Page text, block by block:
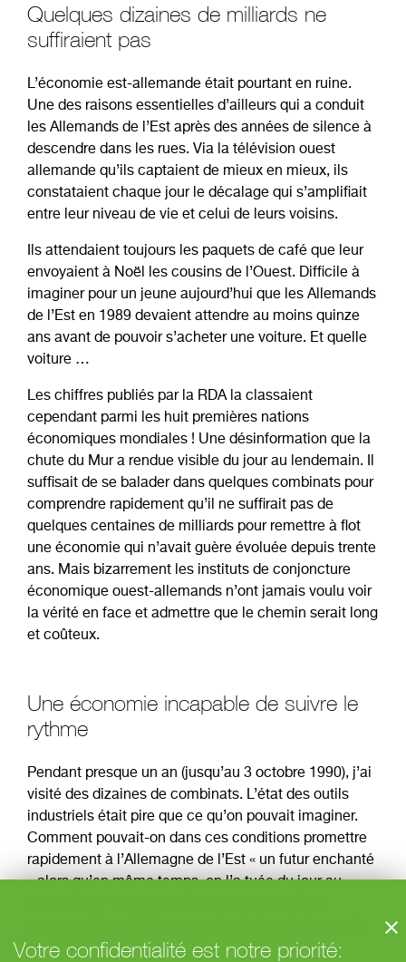
Quelques dizaines de milliards ne
suffiraient pas
L’économie est-allemande était pourtant en ruine.
Une des raisons essentielles d’ailleurs qui a conduit
les Allemands de l’Est après des années de silence à
descendre dans les rues. Via la télévision ouest
allemande qu’ils captaient de mieux en mieux, ils
constataient chaque jour le décalage qui s’amplifiait
entre leur niveau de vie et celui de leurs voisins.
Ils attendaient toujours les paquets de café que leur
envoyaient à Noël les cousins de l’Ouest. Difficile à
imaginer pour un jeune aujourd’hui que les Allemands
de l’Est en 1989 devaient attendre au moins quinze
ans avant de pouvoir s’acheter une voiture. Et quelle
voiture …
Les chiffres publiés par la RDA la classaient
cependant parmi les huit premières nations
économiques mondiales ! Une désinformation que la
chute du Mur a rendue visible du jour au lendemain. Il
suffisait de se balader dans quelques combinats pour
comprendre rapidement qu’il ne suffirait pas de
quelques centaines de milliards pour remettre à flot
une économie qui n’avait guère évoluée depuis trente
ans. Mais bizarrement les instituts de conjoncture
économique ouest-allemands n’ont jamais voulu voir
la vérité en face et admettre que le chemin serait long
et coûteux.
Une économie incapable de suivre le
rythme
Pendant presque un an (jusqu’au 3 octobre 1990), j’ai
visité des dizaines de combinats. L’état des outils
industriels était pire que ce qu’on pouvait imaginer.
Comment pouvait-on dans ces conditions promettre
rapidement à l’Allemagne de l’Est « un futur enchanté
» alors qu’en même temps, on l’a tuée du jour au
s’adapter à la nouvelle concurrence née de
Votre confidentialité est notre priorité: